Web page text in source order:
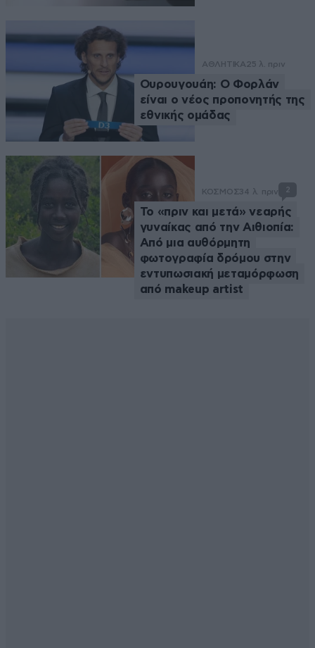
ΑΘΛΗΤΙΚΑ25 λ. πριν
Ουρουγουάη: Ο Φορλάν
είναι ο νέος προπονητής της
εθνικής ομάδας
ΚΟΣΜΟΣ34 λ. πριν 2
Το «πριν και μετά» νεαρής
γυναίκας από την Αιθιοπία:
Από μια αυθόρμητη
φωτογραφία δρόμου στην
εντυπωσιακή μεταμόρφωση
από makeup artist